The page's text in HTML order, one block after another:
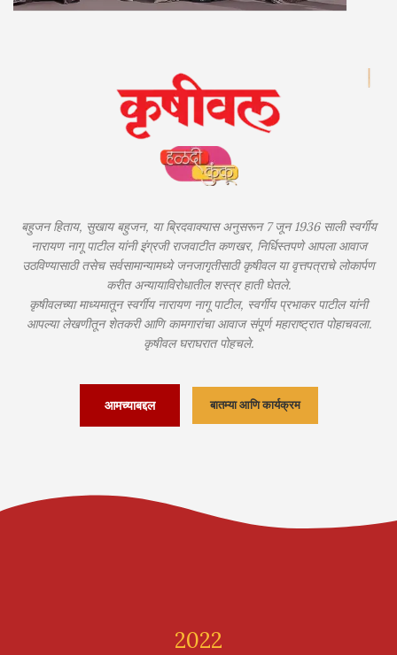
बहुजन हिताय, सुखाय बहुजन, या ब्रिदवाक्यास अनुसरून 7 जून 1936 साली स्वर्गीय
नारायण नागू पाटील यांनी इंग्रजी राजवाटीत कणखर, निर्धिस्तपणे आपला आवाज
उठविण्यासाठी तसेच सर्वसामान्यामध्ये जनजागृतीसाठी कृषीवल या वृत्तपत्राचे लोकार्पण
करीत अन्यायाविरोधातील शस्त्र हाती घेतले.
कृषीवलच्या माध्यमातून स्वर्गीय नारायण नागू पाटील, स्वर्गीय प्रभाकर पाटील यांनी
आपल्या लेखणीतून शेतकरी आणि कामगारांचा आवाज संपूर्ण महाराष्ट्रात पोहाचवला.
कृषीवल घराघरात पोहचले.
आमच्याबद्दल बातम्या आणि कार्यक्रम
2022